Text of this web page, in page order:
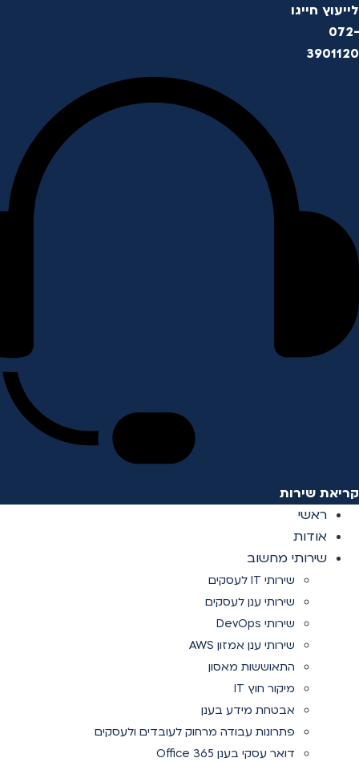
לייעוץ חייגו
072-
3901120
קריאת שירות
ראשי
אודות
שירותי מחשוב
שירותי IT לעסקים
שירותי ענן לעסקים
שירותי DevOps
שירותי ענן אמזון AWS
התאוששות מאסון
מיקור חוץ IT
אבטחת מידע בענן
פתרונות עבודה מרחוק לעובדים ולעסקים
דואר עסקי בענן Office 365